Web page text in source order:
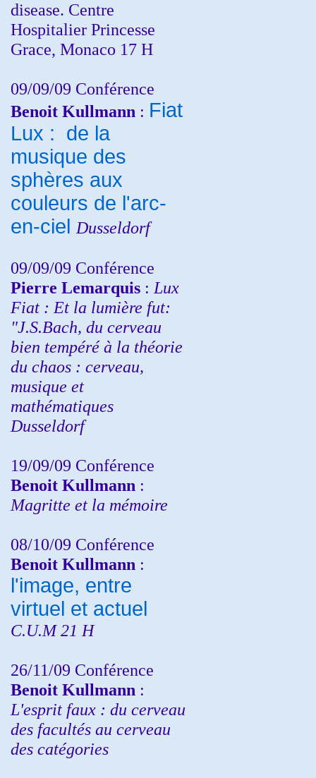
disease. Centre
Hospitalier Princesse
Grace, Monaco 17 H
09/09/09 Conférence
Benoit Kullmann : Fiat
Lux : de la
musique des
sphères aux
couleurs de l'arc-
en-ciel Dusseldorf
09/09/09 Conférence
Pierre Lemarquis : Lux
Fiat : Et la lumière fut:
"J.S.Bach, du cerveau
bien tempéré à la théorie
du chaos : cerveau,
musique et
mathématiques
Dusseldorf
19/09/09 Conférence
Benoit Kullmann :
Magritte et la mémoire
08/10/09 Conférence
Benoit Kullmann :
l'image, entre
virtuel et actuel
C.U.M 21 H
26/11/09 Conférence
Benoit Kullmann :
L'esprit faux : du cerveau
des facultés au cerveau
des catégories